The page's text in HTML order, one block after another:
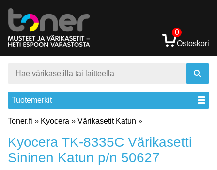
0
Ostoskori
Tuotemerkit
Toner.fi » Kyocera » Värikasetit Katun »
Kyocera TK-8335C Värikasetti
Sininen Katun p/n 50627